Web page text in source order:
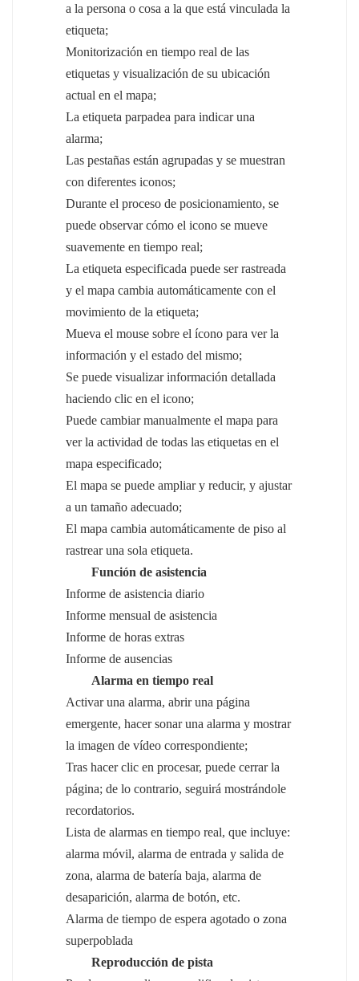
a la persona o cosa a la que está vinculada la
etiqueta;
Monitorización en tiempo real de las
etiquetas y visualización de su ubicación
actual en el mapa;
La etiqueta parpadea para indicar una
alarma;
Las pestañas están agrupadas y se muestran
con diferentes iconos;
Durante el proceso de posicionamiento, se
puede observar cómo el icono se mueve
suavemente en tiempo real;
La etiqueta especificada puede ser rastreada
y el mapa cambia automáticamente con el
movimiento de la etiqueta;
Mueva el mouse sobre el ícono para ver la
información y el estado del mismo;
Se puede visualizar información detallada
haciendo clic en el icono;
Puede cambiar manualmente el mapa para
ver la actividad de todas las etiquetas en el
mapa especificado;
El mapa se puede ampliar y reducir, y ajustar
a un tamaño adecuado;
El mapa cambia automáticamente de piso al
rastrear una sola etiqueta.
Función de asistencia
Informe de asistencia diario
Informe mensual de asistencia
Informe de horas extras
Informe de ausencias
Alarma en tiempo real
Activar una alarma, abrir una página
emergente, hacer sonar una alarma y mostrar
la imagen de vídeo correspondiente;
Tras hacer clic en procesar, puede cerrar la
página; de lo contrario, seguirá mostrándole
recordatorios.
Lista de alarmas en tiempo real, que incluye:
alarma móvil, alarma de entrada y salida de
zona, alarma de batería baja, alarma de
desaparición, alarma de botón, etc.
Alarma de tiempo de espera agotado o zona
superpoblada
Reproducción de pista